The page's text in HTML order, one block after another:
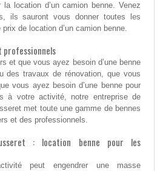
location d’un camion benne. Venez
ils sauront vous donner toutes les
de location d’un camion benne.
et que vous ayez besoin d’une benne
des travaux de rénovation, que vous
vous ayez besoin d’une benne pour
à votre activité, notre entreprise de
met toute une gamme de bennes
et des professionnels.
: location benne pour les
peut engendrer une masse